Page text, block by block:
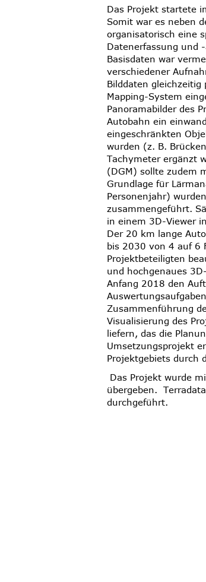
Das Projekt startete
Somit war es neben
organisatorisch eine
Datenerfassung und
Basisdaten war
verschiedener
Bilddaten
Mapping-System
Panoramabilder des
Autobahn ein
eingeschränkten
wurden (z. B.
Tachymeter ergänzt
(DGM) sollte zudem
Grundlage für
Personenjahr)
zusammengeführt.
in einem 3D-Viewer
Der 20 km lange
bis 2030 von 4 auf 6
Projektbeteiligten
und hochgenaues
Anfang 2018 den
Zusammenführung
Visualisierung des
liefern, das die
Umsetzungsprojekt
Projektgebiets durch
Das Projekt wurde
übergeben.
durchgeführt.